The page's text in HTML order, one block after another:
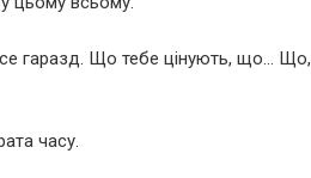
гаразд. Що тебе цінують, що… Що,
часу.